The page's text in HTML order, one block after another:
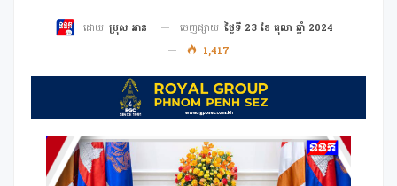
ដោយ ប្រុស អាន ចេញផ្សាយ ថ្ងៃទី 23 ខែ តុលា ឆ្នាំ 2024
1,417